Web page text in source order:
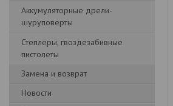
Аккумуляторные дрели-
шуруповерты
Степлеры, гвоздезабивные
пистолеты
Замена и возврат
Новости